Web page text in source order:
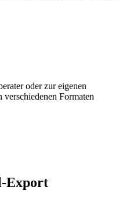
oder zur eigenen
Formaten
Export